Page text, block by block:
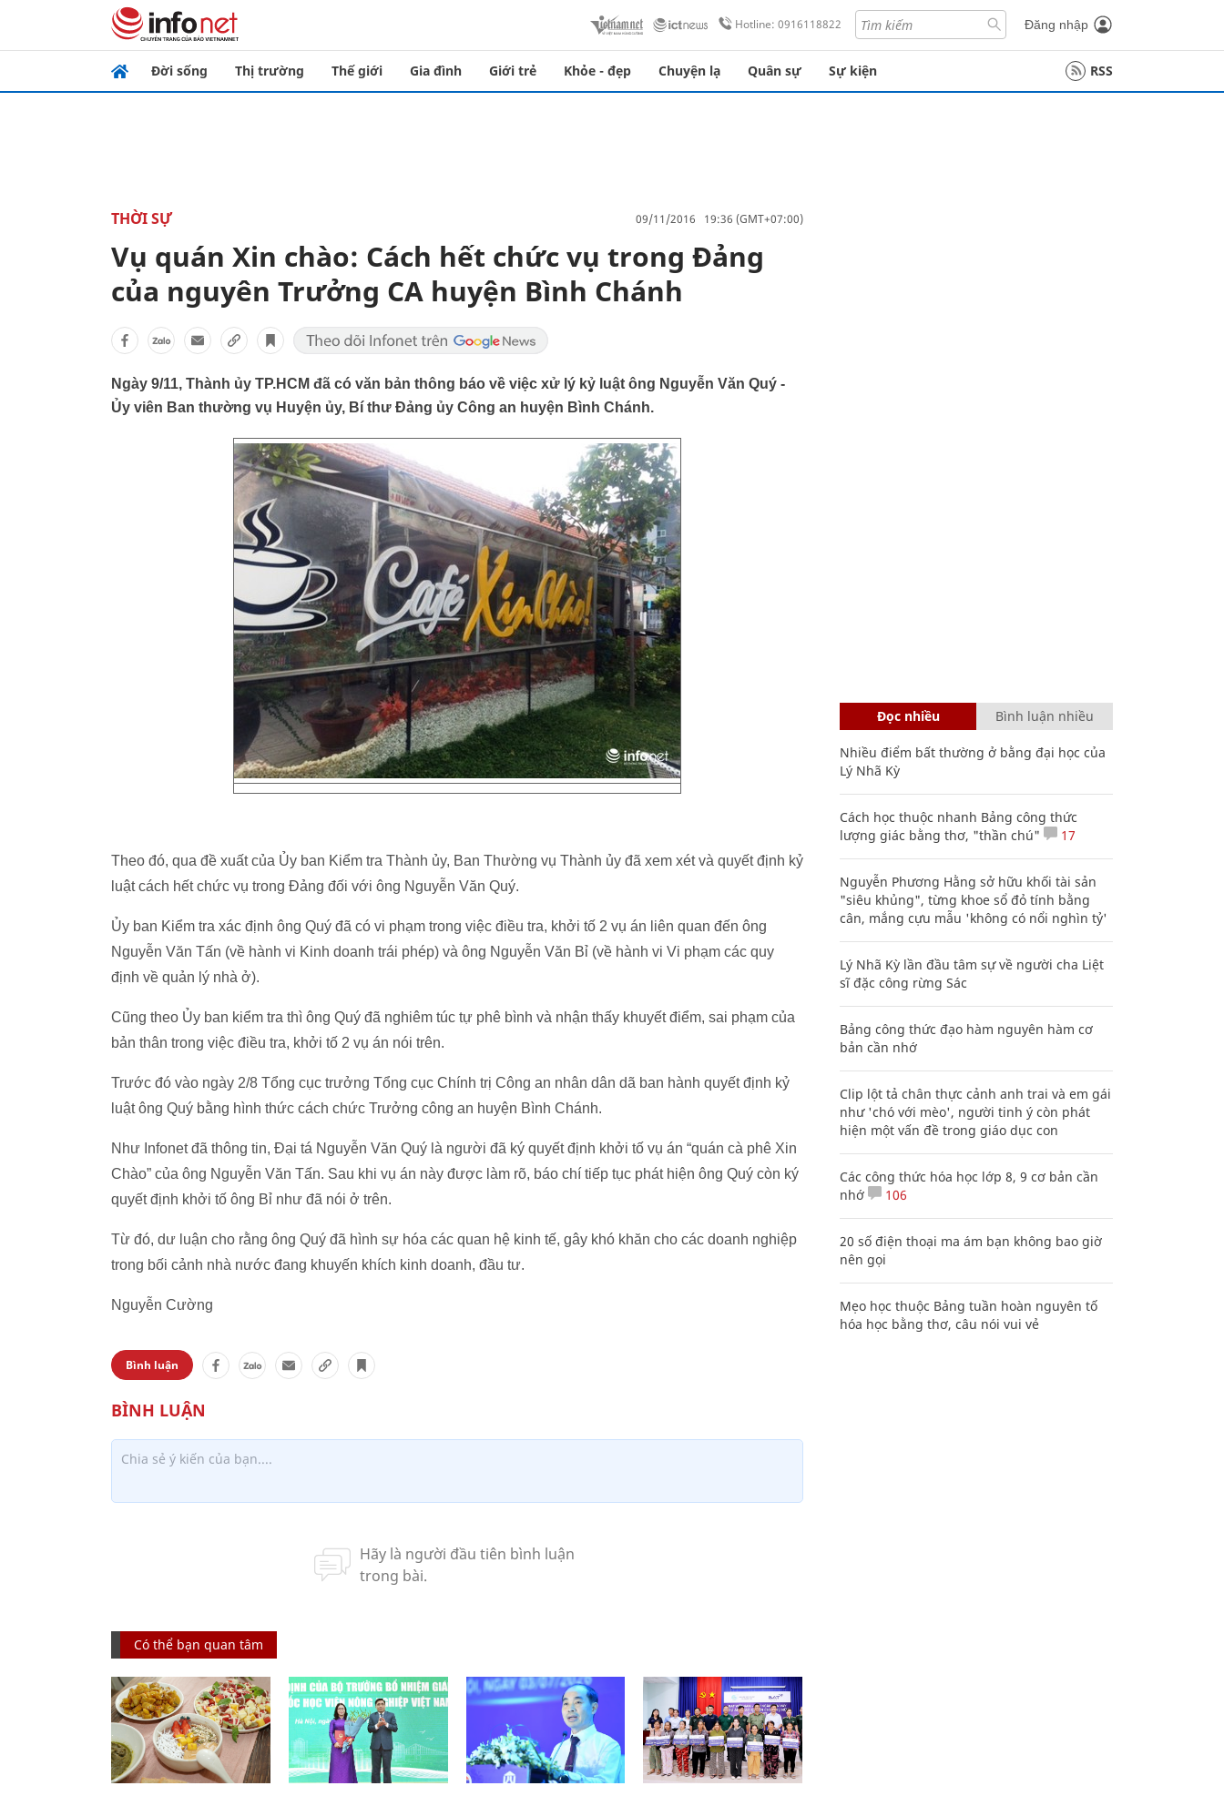
Hotline: 0916118822 Đăng nhập
Đời sống Thị trường Thế giới Gia đình Giới trẻ Khỏe - đẹp Chuyện lạ Quân sự Sự kiện RSS
THỜI SỰ 09/11/2016 19:36 (GMT+07:00)
Vụ quán Xin chào: Cách hết chức vụ trong Đảng
của nguyên Trưởng CA huyện Bình Chánh
Ngày 9/11, Thành ủy TP.HCM đã có văn bản thông báo về việc xử lý kỷ luật ông Nguyễn Văn Quý -
Ủy viên Ban thường vụ Huyện ủy, Bí thư Đảng ủy Công an huyện Bình Chánh.
Theo đó, qua đề xuất của Ủy ban Kiểm tra Thành ủy, Ban Thường vụ Thành ủy đã xem xét và quyết định kỷ
luật cách hết chức vụ trong Đảng đối với ông Nguyễn Văn Quý.
Ủy ban Kiểm tra xác định ông Quý đã có vi phạm trong việc điều tra, khởi tố 2 vụ án liên quan đến ông
Nguyễn Văn Tấn (về hành vi Kinh doanh trái phép) và ông Nguyễn Văn Bỉ (về hành vi Vi phạm các quy
định về quản lý nhà ở).
Cũng theo Ủy ban kiểm tra thì ông Quý đã nghiêm túc tự phê bình và nhận thấy khuyết điểm, sai phạm của
bản thân trong việc điều tra, khởi tố 2 vụ án nói trên.
Trước đó vào ngày 2/8 Tổng cục trưởng Tổng cục Chính trị Công an nhân dân dã ban hành quyết định kỷ
luật ông Quý bằng hình thức cách chức Trưởng công an huyện Bình Chánh.
Như Infonet đã thông tin, Đại tá Nguyễn Văn Quý là người đã ký quyết định khởi tố vụ án “quán cà phê Xin
Chào” của ông Nguyễn Văn Tấn. Sau khi vụ án này được làm rõ, báo chí tiếp tục phát hiện ông Quý còn ký
quyết định khởi tố ông Bỉ như đã nói ở trên.
Từ đó, dư luận cho rằng ông Quý đã hình sự hóa các quan hệ kinh tế, gây khó khăn cho các doanh nghiệp
trong bối cảnh nhà nước đang khuyến khích kinh doanh, đầu tư.
Nguyễn Cường
Bình luận
Có thể bạn quan tâm
Đọc nhiều Bình luận nhiều
Nhiều điểm bất thường ở bằng đại học của
Lý Nhã Kỳ
Cách học thuộc nhanh Bảng công thức
lượng giác bằng thơ, "thần chú"
17
Nguyễn Phương Hằng sở hữu khối tài sản
"siêu khủng", từng khoe sổ đỏ tính bằng
cân, mắng cựu mẫu 'không có nổi nghìn tỷ'
Lý Nhã Kỳ lần đầu tâm sự về người cha Liệt
sĩ đặc công rừng Sác
Bảng công thức đạo hàm nguyên hàm cơ
bản cần nhớ
Clip lột tả chân thực cảnh anh trai và em gái
như 'chó với mèo', người tinh ý còn phát
hiện một vấn đề trong giáo dục con
Các công thức hóa học lớp 8, 9 cơ bản cần
nhớ
106
20 số điện thoại ma ám bạn không bao giờ
nên gọi
Mẹo học thuộc Bảng tuần hoàn nguyên tố
hóa học bằng thơ, câu nói vui vẻ